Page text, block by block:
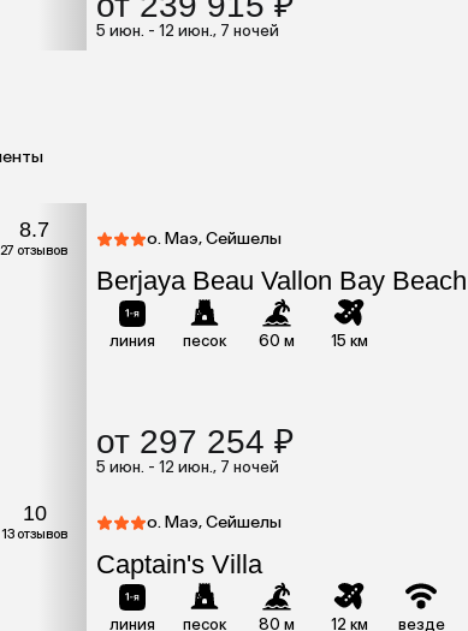
5 июн. - 12 июн., 7 ночей
8.7
27 отзывов
о. Маэ, Сейшелы
Berjaya Beau Vallon Bay
линия песок 60 м 15 км
от 297 254 ₽
5 июн. - 12 июн., 7 ночей
10
13 отзывов
о. Маэ, Сейшелы
Captain's Villa
линия песок 80 м 12 км везде